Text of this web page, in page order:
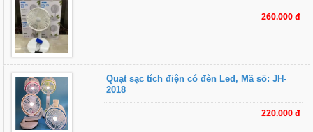
260.000 đ
Quạt sạc tích điện có đèn Led, Mã số: JH-
2018
220.000 đ